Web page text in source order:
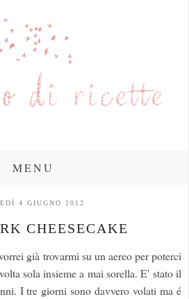
MENU
4 GIUGNO 2012
CHEESECAKE
già trovarmi su un aereo per poterci
sola insieme a mai sorella. E' stato il
I tre giorni sono davvero volati ma é